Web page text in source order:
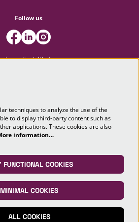
Follow us
FooterSocialBody
SIGN UP
occurs in accordance with the of Google.
techniques to analyze the use of the
to display third-party content such as
applications. These cookies are also
information…
FUNCTIONAL COOKIES
MINIMAL COOKIES
ALL COOKIES